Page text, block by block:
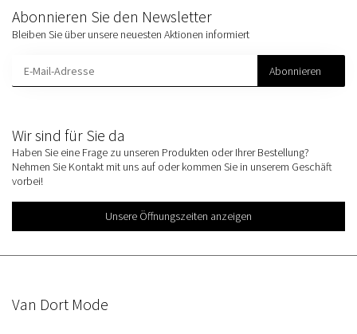
Wir sind für Sie da
Haben Sie eine Frage zu unseren Produkten oder Ihrer Bestellung?
Nehmen Sie Kontakt mit uns auf oder kommen Sie in unserem Geschäft
vorbei!
Unsere Öffnungszeiten anzeigen
Abonnieren Sie den Newsletter
Bleiben Sie über unsere neuesten Aktionen informiert
Abonnieren
Van Dort Mode